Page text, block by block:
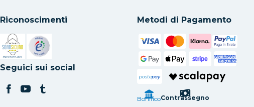
Riconoscimenti
Si apre in una nuova scheda
Si apre in una nuova scheda
Seguici sui social
Metodi di Pagamento
postepay
BonificoContrassegno